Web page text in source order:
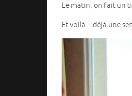
Le matin, on fait un
Et voilà…déjà une